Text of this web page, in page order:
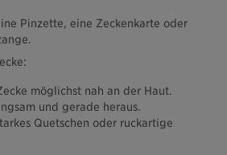
Pinzette, eine Zeckenkarte oder
möglichst nah an der Haut.
und gerade heraus.
Quetschen oder ruckartige